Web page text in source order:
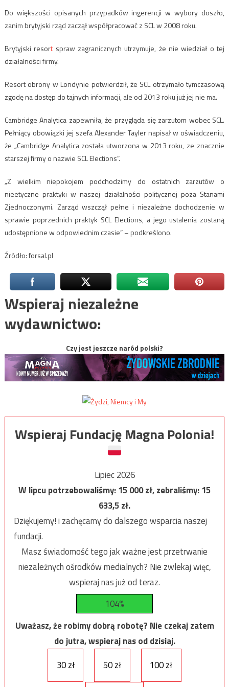
Do większości opisanych przypadków ingerencji w wybory doszło,
zanim brytyjski rząd zaczął współpracować z SCL w 2008 roku.
Brytyjski resortspraw zagranicznych utrzymuje, że nie wiedział o tej
działalności firmy.
Resort obrony w Londynie potwierdził, że SCL otrzymało tymczasową
zgodę na dostęp do tajnych informacji, ale od 2013 roku już jej nie ma.
Cambridge Analytica zapewniła, że przygląda się zarzutom wobec SCL.
Pełniący obowiązki jej szefa Alexander Tayler napisał w oświadczeniu,
że „Cambridge Analytica została utworzona w 2013 roku, ze znacznie
starszej firmy o nazwie SCL Elections”.
„Z wielkim niepokojem podchodzimy do ostatnich zarzutów o
nieetyczne praktyki w naszej działalności politycznej poza Stanami
Zjednoczonymi. Zarząd wszczął pełne i niezależne dochodzenie w
sprawie poprzednich praktyk SCL Elections, a jego ustalenia zostaną
udostępnione w odpowiednim czasie” – podkreślono.
Źródło: forsal.pl
Wspieraj niezależne
wydawnictwo:
Czy jest jeszcze naród polski?
Wspieraj Fundację Magna Polonia!
Lipiec 2026
W lipcu potrzebowaliśmy:15 000zł, zebraliśmy:15
633,5zł.
Dziękujemy! i zachęcamy do dalszego wsparcia naszej
fundacji.
Masz świadomość tego jak ważne jest przetrwanie
niezależnych ośrodków medialnych? Nie zwlekaj więc,
wspieraj nas już od teraz.
104%
Uważasz, że robimy dobrą robotę? Nie czekaj zatem
do jutra, wspieraj nas od dzisiaj.
30 zł
50 zł 100 zł